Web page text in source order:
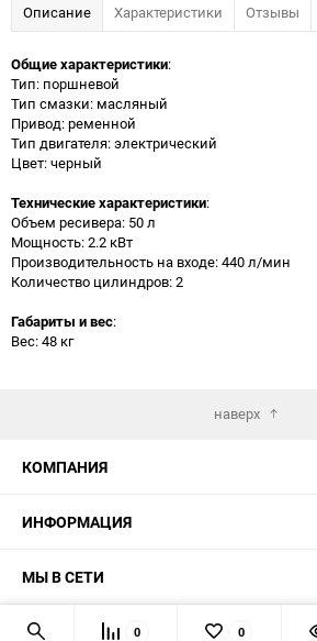
Описание Характеристики Отзывы
Общие характеристики:
Тип: поршневой
Тип смазки: масляный
Привод: ременной
Тип двигателя: электрический
Цвет: черный
Технические характеристики:
Объем ресивера: 50 л
Мощность: 2.2 кВт
Производительность на входе: 440 л/мин
Количество цилиндров: 2
Габариты и вес:
Вес: 48 кг
наверх
КОМПАНИЯ
ИНФОРМАЦИЯ
МЫ В СЕТИ
КОНТАКТЫ 0 0